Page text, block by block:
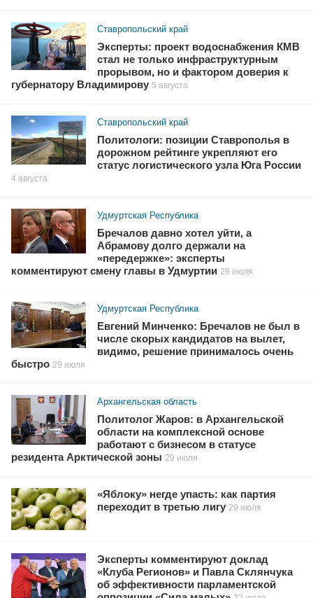
Ставропольский край
Эксперты: проект водоснабжения КМВ
стал не только инфраструктурным
прорывом, но и фактором доверия к
губернатору Владимирову 5 августа
Ставропольский край
Политологи: позиции Ставрополья в
дорожном рейтинге укрепляют его
статус логистического узла Юга России
4 августа
Удмуртская Республика
Бречалов давно хотел уйти, а
Абрамову долго держали на
«передержке»: эксперты
комментируют смену главы в Удмуртии 29 июля
Удмуртская Республика
Евгений Минченко: Бречалов не был в
числе скорых кандидатов на вылет,
видимо, решение принималось очень
быстро 29 июля
Архангельская область
Политолог Жаров: в Архангельской
области на комплексной основе
работают с бизнесом в статусе
резидента Арктической зоны 29 июля
«Яблоку» негде упасть: как партия
переходит в третью лигу 29 июля
Эксперты комментируют доклад
«Клуба Регионов» и Павла Склянчука
об эффективности парламентской